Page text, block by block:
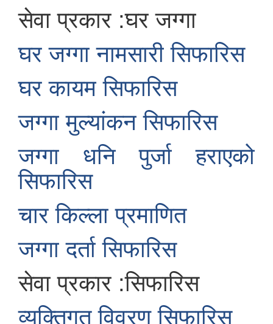
सेवा प्रकार :घर जग्गा
घर जग्गा नामसारी सिफारिस
घर कायम सिफारिस
जग्गा मुल्यांकन सिफारिस
जग्गा धनि पुर्जा हराएको
सिफारिस
चार किल्ला प्रमाणित
जग्गा दर्ता सिफारिस
सेवा प्रकार :सिफारिस
व्यक्तिगत विवरण सिफारिस